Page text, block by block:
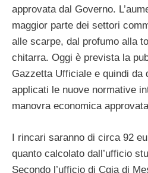
approvata dal Governo.
maggior parte dei settori
alle scarpe, dal profumo alla
chitarra. Oggi è prevista la
Gazzetta Ufficiale e quindi da
applicati le nuove normative
manovra economica
I rincari saranno di circa 92
quanto calcolato dall’ufficio
Secondo l’ufficio di Cgia di